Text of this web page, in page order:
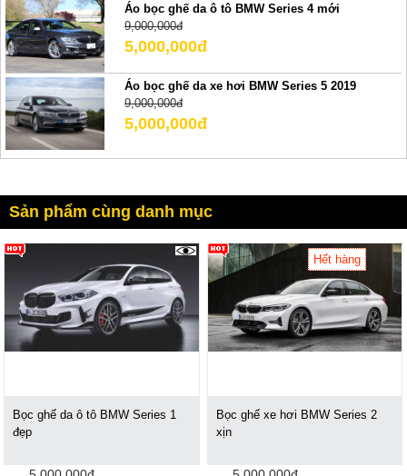
Áo bọc ghế da ô tô BMW Series 4 mới
9,000,000đ
5,000,000đ
Áo bọc ghế da xe hơi BMW Series 5 2019
9,000,000đ
5,000,000đ
Sản phẩm cùng danh mục
Bọc ghế da ô tô BMW Series 1
đẹp
Hết hàng
Bọc ghế xe hơi BMW Series 2
xịn